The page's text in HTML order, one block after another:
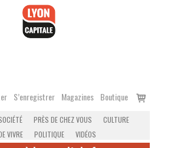
S’enregistrer Magazines Boutique
Voir
PRÈS DE CHEZ VOUS
CULTURE
VIVRE
POLITIQUE VIDÉOS